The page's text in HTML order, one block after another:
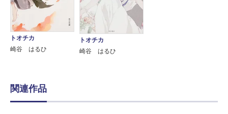
トオチカ
崎谷 はるひ
トオチカ
崎谷 はるひ
関連作品